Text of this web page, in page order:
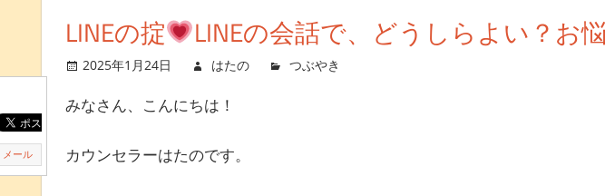
LINEの掟 LINEの会話で、どうしらよい？お
2025年1月24日 はたの つぶやき
メール
みなさん、こんにちは！
カウンセラーはたのです。